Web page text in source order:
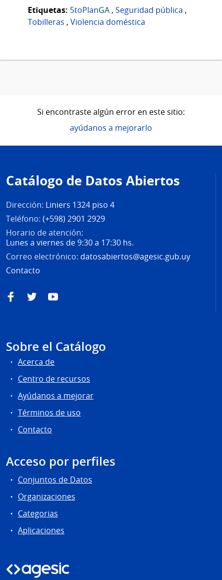
Etiquetas: 5toPlanGA , Seguridad pública ,
Tobilleras , Violencia doméstica
Si encontraste algún error en este sitio:
ayúdanos a mejorarlo
de
página
Catálogo de Datos Abiertos
Dirección: Liniers 1324 piso 4
Teléfono: (+598) 2901 2929
Horario de atención:
Lunes a viernes de 9:30 a 17:30 hs.
Correo electrónico: datosabiertos@agesic.gub.uy
Contacto
FacebookTwitterYouTube
Sobre el Catálogo
Acerca de
Centro de recursos
Ayúdanos a mejorar
Términos de uso
Contacto
Acceso por perfiles
Conjuntos de Datos
Organizaciones
Categorias
Aplicaciones